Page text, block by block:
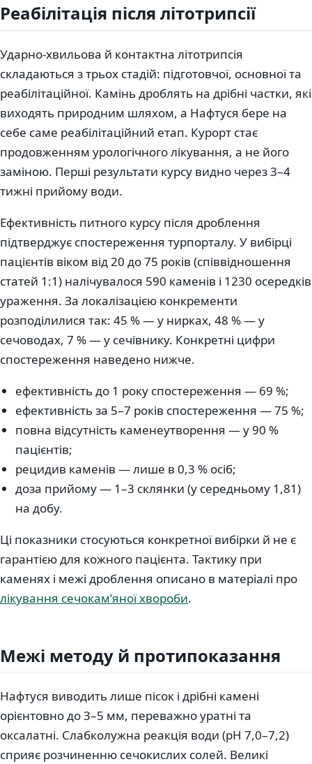
Реабілітація після літотрипсії
Ударно-хвильова й контактна літотрипсія
складаються з трьох стадій: підготовчої, основної та
реабілітаційної. Камінь дроблять на дрібні частки, які
виходять природним шляхом, а Нафтуся бере на
себе саме реабілітаційний етап. Курорт стає
продовженням урологічного лікування, а не його
заміною. Перші результати курсу видно через 3–4
тижні прийому води.
Ефективність питного курсу після дроблення
підтверджує спостереження турпорталу. У вибірці
пацієнтів віком від 20 до 75 років (співвідношення
статей 1:1) налічувалося 590 каменів і 1230 осередків
ураження. За локалізацією конкременти
розподілилися так: 45 % — у нирках, 48 % — у
сечоводах, 7 % — у сечівнику. Конкретні цифри
спостереження наведено нижче.
ефективність до 1 року спостереження — 69 %;
ефективність за 5–7 років спостереження — 75 %;
повна відсутність каменеутворення — у 90 %
пацієнтів;
рецидив каменів — лише в 0,3 % осіб;
доза прийому — 1–3 склянки (у середньому 1,81)
на добу.
Ці показники стосуються конкретної вибірки й не є
гарантією для кожного пацієнта. Тактику при
каменях і межі дроблення описано в матеріалі про
лікування сечокам’яної хвороби.
Межі методу й протипоказання
Нафтуся виводить лише пісок і дрібні камені
орієнтовно до 3–5 мм, переважно уратні та
оксалатні. Слабколужна реакція води (pH 7,0–7,2)
сприяє розчиненню сечокислих солей. Великі